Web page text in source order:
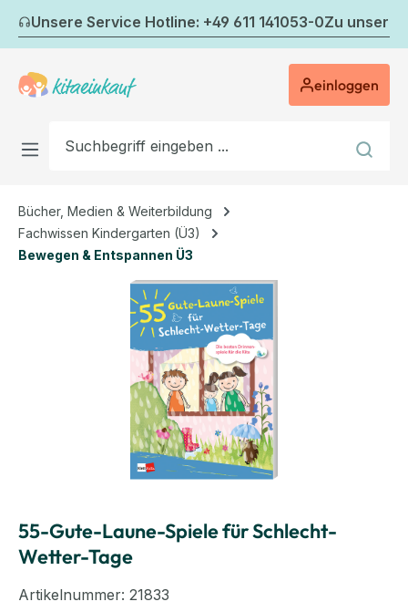
Zum Hauptinhalt springen
Unsere Service Hotline: +49 611 141053-0Zu
einloggen
Bücher, Medien & Weiterbildung
Fachwissen Kindergarten (Ü3)
Bewegen & Entspannen Ü3
Bildergalerie überspringen
55-Gute-Laune-Spiele für Schlecht-
Wetter-Tage
Artikelnummer: 21833